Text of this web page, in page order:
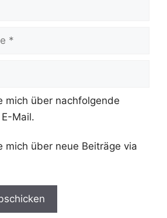
mich über nachfolgende
Mail.
mich über neue Beiträge via